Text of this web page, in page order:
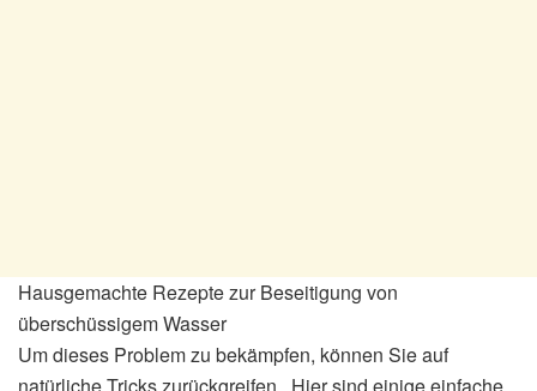
Hausgemachte Rezepte zur Beseitigung von
überschüssigem Wasser
Um dieses Problem zu bekämpfen, können Sie auf
natürliche Tricks zurückgreifen . Hier sind einige einfache